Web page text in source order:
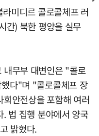
미디르 콜로콜체프 러
간) 북한 평양을 실무
내무부 대변인은 "콜로
다"며 "콜로콜체프 장
안전상을 포함해 여러
법 집행 분야에서 양국
밝혔다.